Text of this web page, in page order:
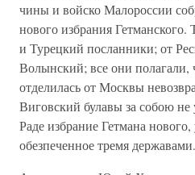
чины и войско Малороссии
нового избрания
и Турецкий посланники; от
Волынский; все они полагали,
отделилась от Москвы
Виговский булавы за собою
Раде избрание Гетмана
обезпеченное тремя державами.